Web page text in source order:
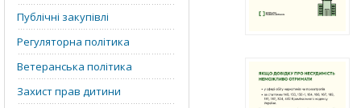
Публічні закупівлі
Регуляторна політика
Ветеранська політика
Захист прав дитини